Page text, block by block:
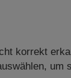
korrekt
um